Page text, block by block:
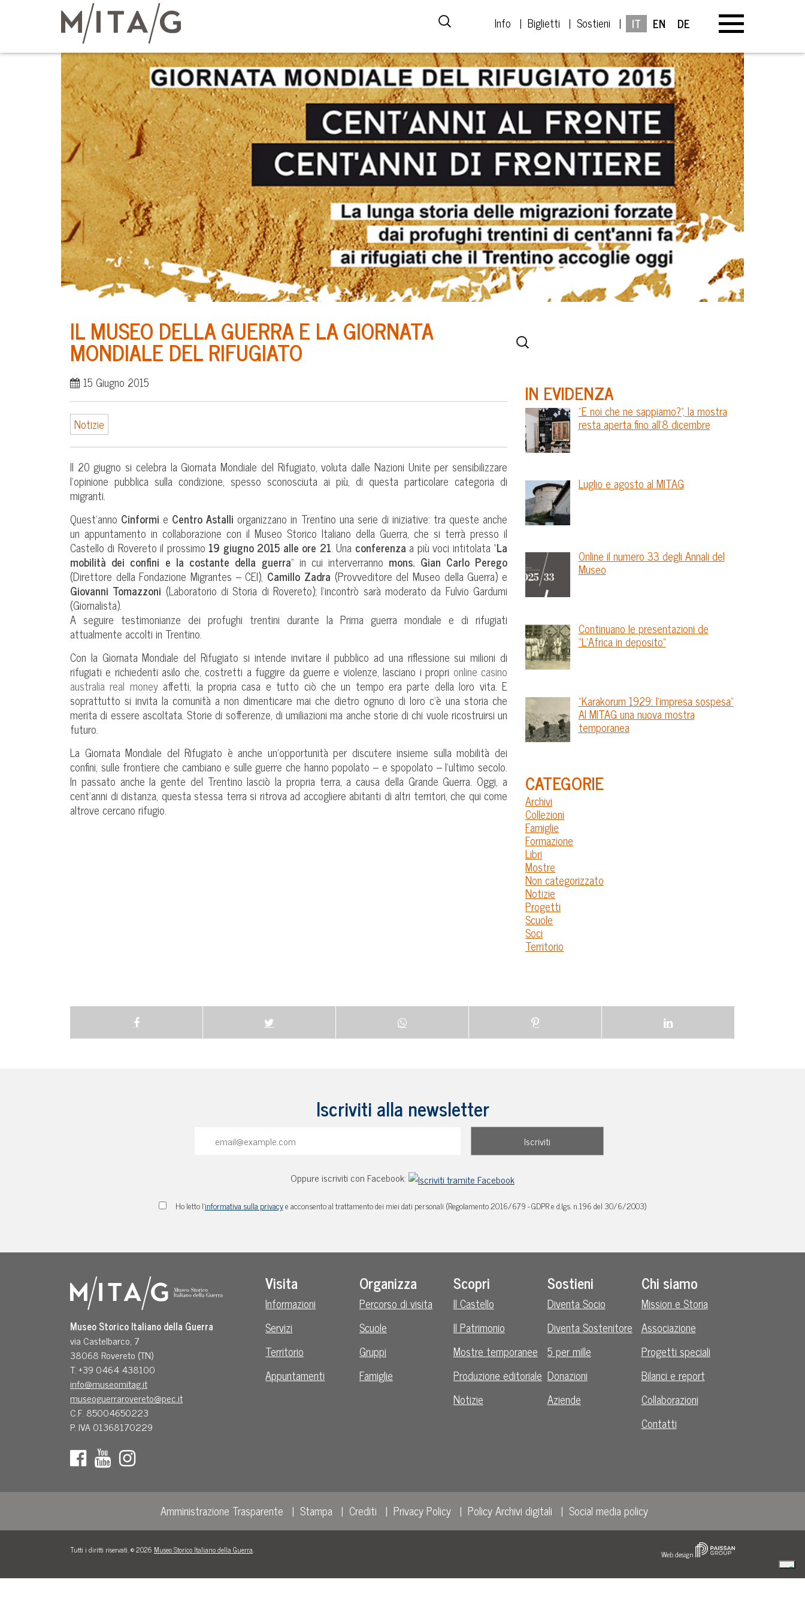
Info Biglietti Sostieni IT EN DE
IL MUSEO DELLA GUERRA E LA GIORNATA
MONDIALE DEL RIFUGIATO
15 Giugno 2015
Notizie
Il 20 giugno si celebra la Giornata Mondiale del Rifugiato, voluta dalle Nazioni Unite per sensibilizzare
l’opinione pubblica sulla condizione, spesso sconosciuta ai più, di questa particolare categoria di
migranti.
Quest’anno Cinformi e Centro Astalli organizzano in Trentino una serie di iniziative: tra queste anche
un appuntamento in collaborazione con il Museo Storico Italiano della Guerra, che si terrà presso il
Castello di Rovereto il prossimo 19 giugno 2015 alle ore 21. Una conferenza a più voci intitolata “La
mobilità dei confini e la costante della guerra” in cui interverranno mons. Gian Carlo Perego
(Direttore della Fondazione Migrantes – CEI), Camillo Zadra (Provveditore del Museo della Guerra) e
Giovanni Tomazzoni (Laboratorio di Storia di Rovereto); l’incontrò sarà moderato da Fulvio Gardumi
(Giornalista).
A seguire testimonianze dei profughi trentini durante la Prima guerra mondiale e di rifugiati
attualmente accolti in Trentino.
Con la Giornata Mondiale del Rifugiato si intende invitare il pubblico ad una riflessione sui milioni di
rifugiati e richiedenti asilo che, costretti a fuggire da guerre e violenze, lasciano i propri online casino
australia real moneyaffetti, la propria casa e tutto ciò che un tempo era parte della loro vita. E
soprattutto si invita la comunità a non dimenticare mai che dietro ognuno di loro c’è una storia che
merita di essere ascoltata. Storie di sofferenze, di umiliazioni ma anche storie di chi vuole ricostruirsi un
futuro.
La Giornata Mondiale del Rifugiato è anche un’opportunità per discutere insieme sulla mobilità dei
confini, sulle frontiere che cambiano e sulle guerre che hanno popolato – e spopolato – l’ultimo secolo.
In passato anche la gente del Trentino lasciò la propria terra, a causa della Grande Guerra. Oggi, a
cent’anni di distanza, questa stessa terra si ritrova ad accogliere abitanti di altri territori, che qui come
altrove cercano rifugio.
IN EVIDENZA
“E noi che ne sappiamo?”, la mostra
resta aperta fino all’8 dicembre
Luglio e agosto al MITAG
Online il numero 33 degli Annali del
Museo
Continuano le presentazioni de
“L’Africa in deposito”
“Karakorum 1929: l’impresa sospesa”
Al MITAG una nuova mostra
temporanea
CATEGORIE
Archivi
Collezioni
Famiglie
Formazione
Libri
Mostre
Non categorizzato
Notizie
Progetti
Scuole
Soci
Territorio
Iscriviti alla newsletter
Oppure iscriviti con Facebook:
Ho letto l'informativa sulla privacye acconsento al trattamento dei miei dati personali (Regolamento 2016/679 - GDPR e d.lgs. n.196 del 30/6/2003)
Museo Storico Italiano della Guerra
via Castelbarco, 7
38068 Rovereto (TN)
T. +39 0464 438100
info@museomitag.it
museoguerrarovereto@pec.it
C.F. 85004650223
P. IVA 01368170229
Visita
Informazioni
Servizi
Territorio
Appuntamenti
Organizza
Percorso di visita
Scuole
Gruppi
Famiglie
Scopri
Il Castello
Il Patrimonio
Mostre temporanee
Produzione editoriale
Notizie
Sostieni
Diventa Socio
Diventa Sostenitore
5 per mille
Donazioni
Aziende
Chi siamo
Mission e Storia
Associazione
Progetti speciali
Bilanci e report
Collaborazioni
Contatti
Amministrazione Trasparente Stampa Crediti Privacy Policy Policy Archivi digitali Social media policy
Tutti i diritti riservati. © 2026 Museo Storico Italiano della Guerra. Web design